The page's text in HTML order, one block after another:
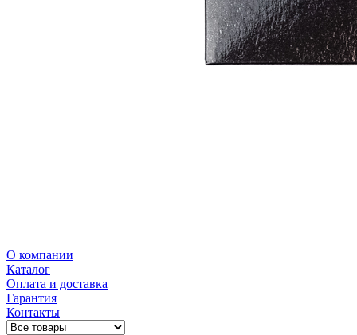
О компании
Каталог
Оплата и доставка
Гарантия
Контакты